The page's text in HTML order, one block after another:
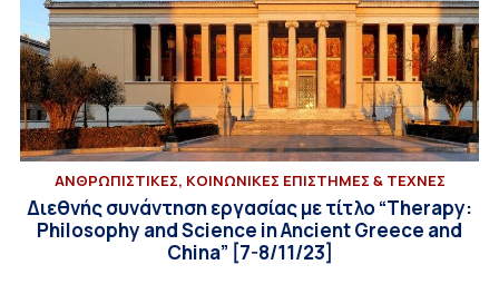
ΑΝΘΡΩΠΙΣΤΙΚΕΣ, ΚΟΙΝΩΝΙΚΕΣ ΕΠΙΣΤΗΜΕΣ & ΤΕΧΝΕΣ
Διεθνής συνάντηση εργασίας με τίτλο “Therapy:
Philosophy and Science in Ancient Greece and
China” [7-8/11/23]